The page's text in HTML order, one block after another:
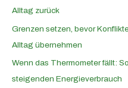
Alltag zurück
Grenzen setzen, bevor
Alltag übernehmen
Wenn das Thermometer fällt:
steigenden Energieverbrauch